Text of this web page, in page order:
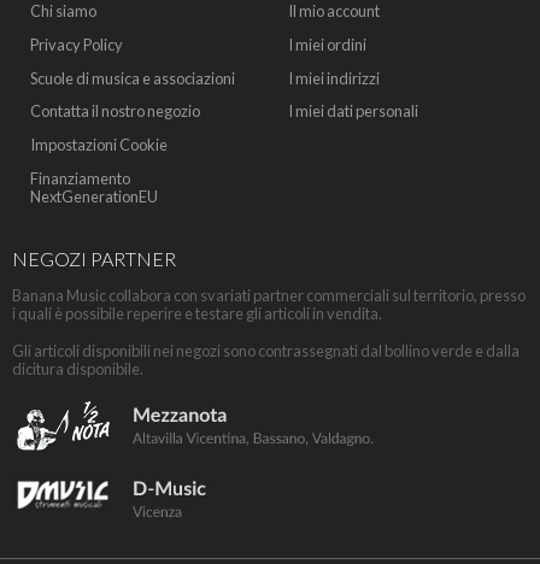
Chi siamo
Privacy Policy
Scuole di musica e associazioni
Contatta il nostro negozio
Impostazioni Cookie
Finanziamento
NextGenerationEU
Il mio account
I miei ordini
I miei indirizzi
I miei dati personali
NEGOZI PARTNER
Banana Music collabora con svariati partner commerciali sul territorio, presso
i quali è possibile reperire e testare gli articoli in vendita.
Gli articoli disponibili nei negozi sono contrassegnati dal bollino verde e dalla
dicitura disponibile.